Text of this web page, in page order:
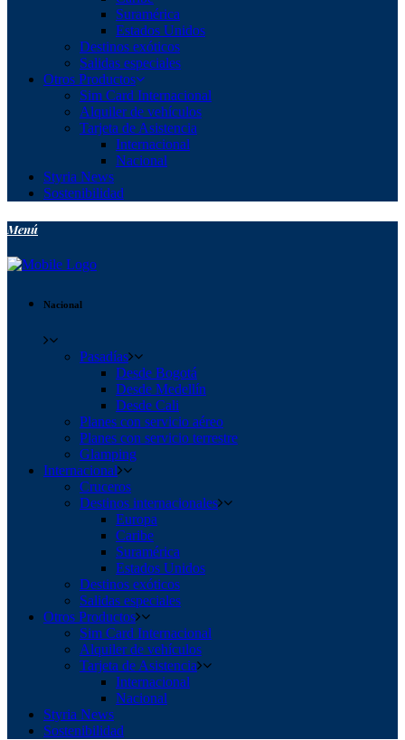
Suramérica
Estados Unidos
Destinos exóticos
Salidas especiales
Otros Productos
Sim Card Internacional
Alquiler de vehículos
Tarjeta de Asistencia
Internacional
Nacional
Styria News
Sostenibilidad
Menú
Nacional
Pasadías
Desde Bogotá
Desde Medellín
Desde Cali
Planes con servicio aéreo
Planes con servicio terrestre
Glamping
Internacional
Cruceros
Destinos internacionales
Europa
Caribe
Suramérica
Estados Unidos
Destinos exóticos
Salidas especiales
Otros Productos
Sim Card Internacional
Alquiler de vehículos
Tarjeta de Asistencia
Internacional
Nacional
Styria News
Sostenibilidad